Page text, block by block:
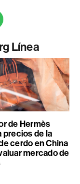
Línea
de Hermès
precios de la
cerdo en China
mercado de